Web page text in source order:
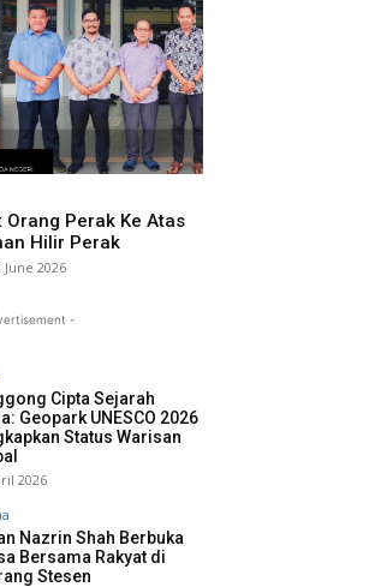
Perak Ke Atas
Hilir Perak
June 2026
-
Cipta Sejarah
Geopark UNESCO 2026
Status Warisan
2026
Nazrin Shah Berbuka
Bersama Rakyat di
Stesen